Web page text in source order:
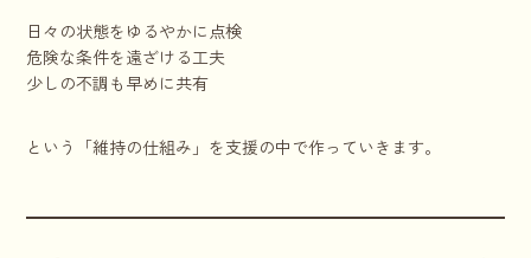
日々の状態をゆるやかに点検
危険な条件を遠ざける工夫
少しの不調も早めに共有
という「維持の仕組み」を支援の中で作っていきます。